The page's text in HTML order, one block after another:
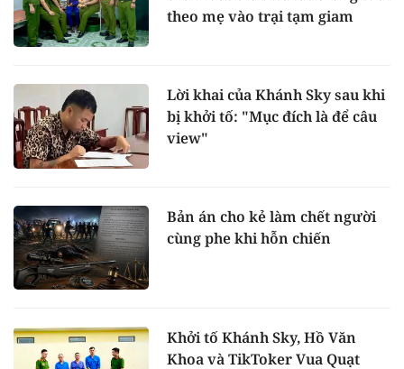
theo mẹ vào trại tạm giam
Lời khai của Khánh Sky sau khi
bị khởi tố: "Mục đích là để câu
view"
Bản án cho kẻ làm chết người
cùng phe khi hỗn chiến
Khởi tố Khánh Sky, Hồ Văn
Khoa và TikToker Vua Quạt